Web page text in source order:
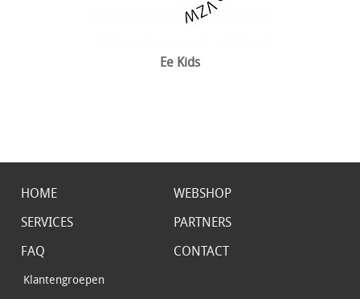
Ee Kids
HOME
WEBSHOP
SERVICES
PARTNERS
FAQ
Klantengroepen
CONTACT